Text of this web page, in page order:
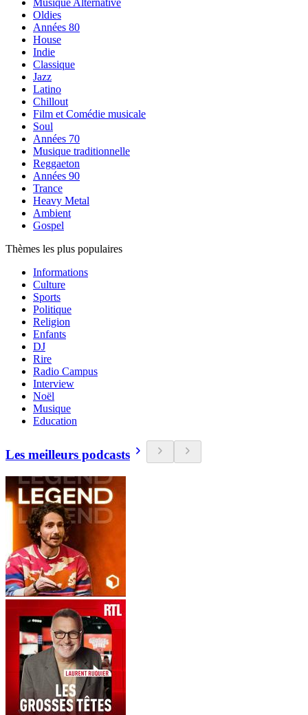
Musique Alternative
Oldies
Années 80
House
Indie
Classique
Jazz
Latino
Chillout
Film et Comédie musicale
Soul
Années 70
Musique traditionnelle
Reggaeton
Années 90
Trance
Heavy Metal
Ambient
Gospel
Thèmes les plus populaires
Informations
Culture
Sports
Politique
Religion
Enfants
DJ
Rire
Radio Campus
Interview
Noël
Musique
Education
Les meilleurs podcasts